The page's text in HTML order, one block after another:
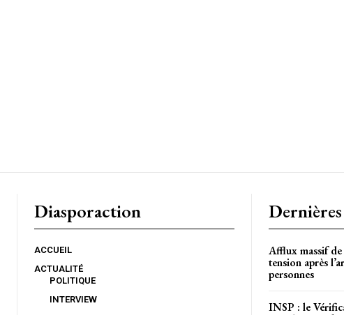
Diasporaction
ACCUEIL
ACTUALITÉ
POLITIQUE
INTERVIEW
Afflux massif
tension après
personnes
INSP : le